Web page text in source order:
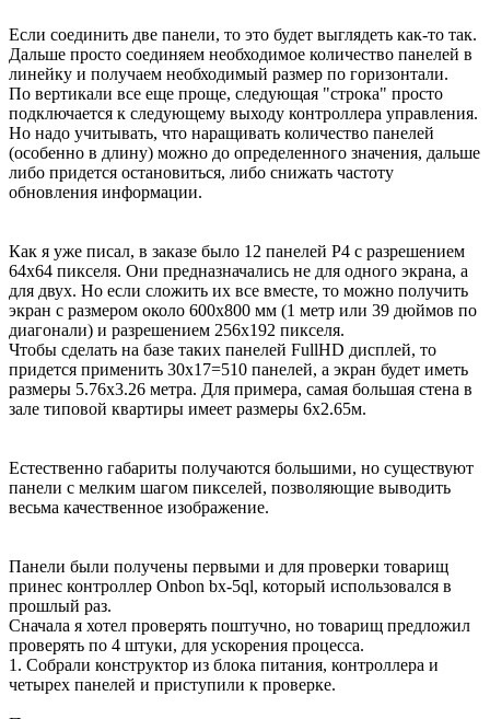
Если соединить две панели, то это будет выглядеть как-то так.
Дальше просто соединяем необходимое количество панелей в
линейку и получаем необходимый размер по горизонтали.
По вертикали все еще проще, следующая "строка" просто
подключается к следующему выходу контроллера управления.
Но надо учитывать, что наращивать количество панелей
(особенно в длину) можно до определенного значения, дальше
либо придется остановиться, либо снижать частоту
обновления информации.
Как я уже писал, в заказе было 12 панелей Р4 с разрешением
64х64 пикселя. Они предназначались не для одного экрана, а
для двух. Но если сложить их все вместе, то можно получить
экран с размером около 600х800 мм (1 метр или 39 дюймов по
диагонали) и разрешением 256х192 пикселя.
Чтобы сделать на базе таких панелей FullHD дисплей, то
придется применить 30х17=510 панелей, а экран будет иметь
размеры 5.76х3.26 метра. Для примера, самая большая стена в
зале типовой квартиры имеет размеры 6х2.65м.
Естественно габариты получаются большими, но существуют
панели с мелким шагом пикселей, позволяющие выводить
весьма качественное изображение.
Панели были получены первыми и для проверки товарищ
принес контроллер Onbon bx-5ql, который использовался в
прошлый раз.
Сначала я хотел проверять поштучно, но товарищ предложил
проверять по 4 штуки, для ускорения процесса.
1. Собрали конструктор из блока питания, контроллера и
четырех панелей и приступили к проверке.